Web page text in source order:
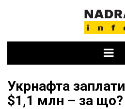
Укрнафта
$1,1 млн – за